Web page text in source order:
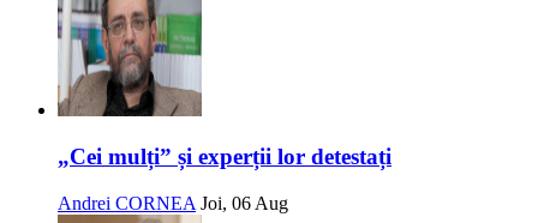
„Cei mulți” și experții lor detestați
Andrei CORNEA Joi, 06 Aug